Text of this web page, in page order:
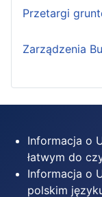
Przetargi
Zarządzenia
Informacja o
łatwym do
Informacja o
polskim